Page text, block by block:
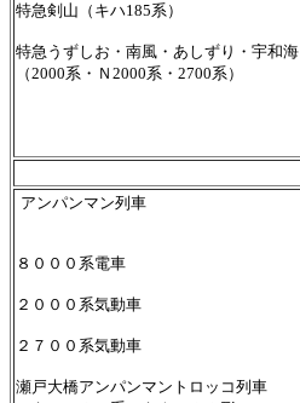
特急剣山（キハ185系）
特急うずしお・南風・あしずり・宇和海
（2000系・Ｎ2000系・2700系）
アンパンマン列車
８０００系電車
２０００系気動車
２７００系気動車
瀬戸大橋アンパンマントロッコ列車